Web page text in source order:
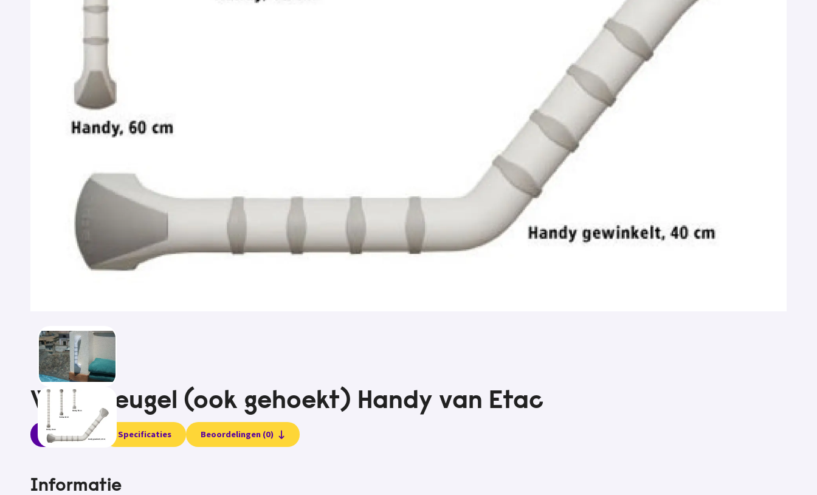
Wandbeugel (ook gehoekt) Handy van Etac
Informatie Specificaties Beoordelingen (0)
Informatie